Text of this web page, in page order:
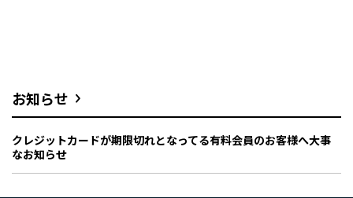
お知らせ
クレジットカードが期限切れとなってる有料会員のお客様へ大事
なお知らせ